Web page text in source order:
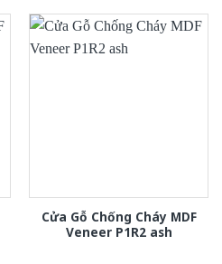
Cửa Gỗ Chống Cháy MDF
Veneer P1R2 ash